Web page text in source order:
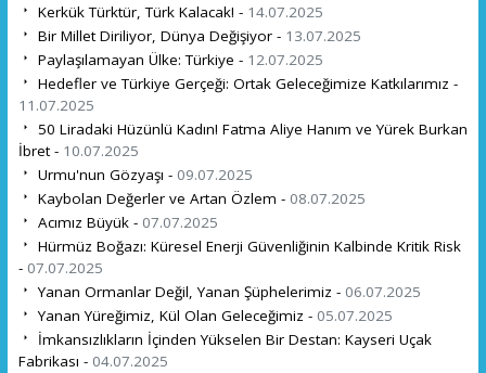
Kerkük Türktür, Türk Kalacak! - 14.07.2025
Bir Millet Diriliyor, Dünya Değişiyor - 13.07.2025
Paylaşılamayan Ülke: Türkiye - 12.07.2025
Hedefler ve Türkiye Gerçeği: Ortak Geleceğimize Katkılarımız -
11.07.2025
50 Liradaki Hüzünlü Kadın! Fatma Aliye Hanım ve Yürek Burkan
İbret - 10.07.2025
Urmu'nun Gözyaşı - 09.07.2025
Kaybolan Değerler ve Artan Özlem - 08.07.2025
Acımız Büyük - 07.07.2025
Hürmüz Boğazı: Küresel Enerji Güvenliğinin Kalbinde Kritik Risk
- 07.07.2025
Yanan Ormanlar Değil, Yanan Şüphelerimiz - 06.07.2025
Yanan Yüreğimiz, Kül Olan Geleceğimiz - 05.07.2025
İmkansızlıkların İçinden Yükselen Bir Destan: Kayseri Uçak
Fabrikası - 04.07.2025